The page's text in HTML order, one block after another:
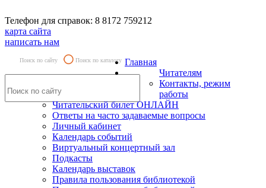
Телефон для справок: 8 8172 759212
карта сайта
написать нам
Поиск по сайту Поиск по каталогу Главная
Читателям
Контакты, режим
работы
Читательский билет ОНЛАЙН
Ответы на часто задаваемые вопросы
Личный кабинет
Календарь событий
Виртуальный концертный зал
Подкасты
Календарь выставок
Правила пользования библиотекой